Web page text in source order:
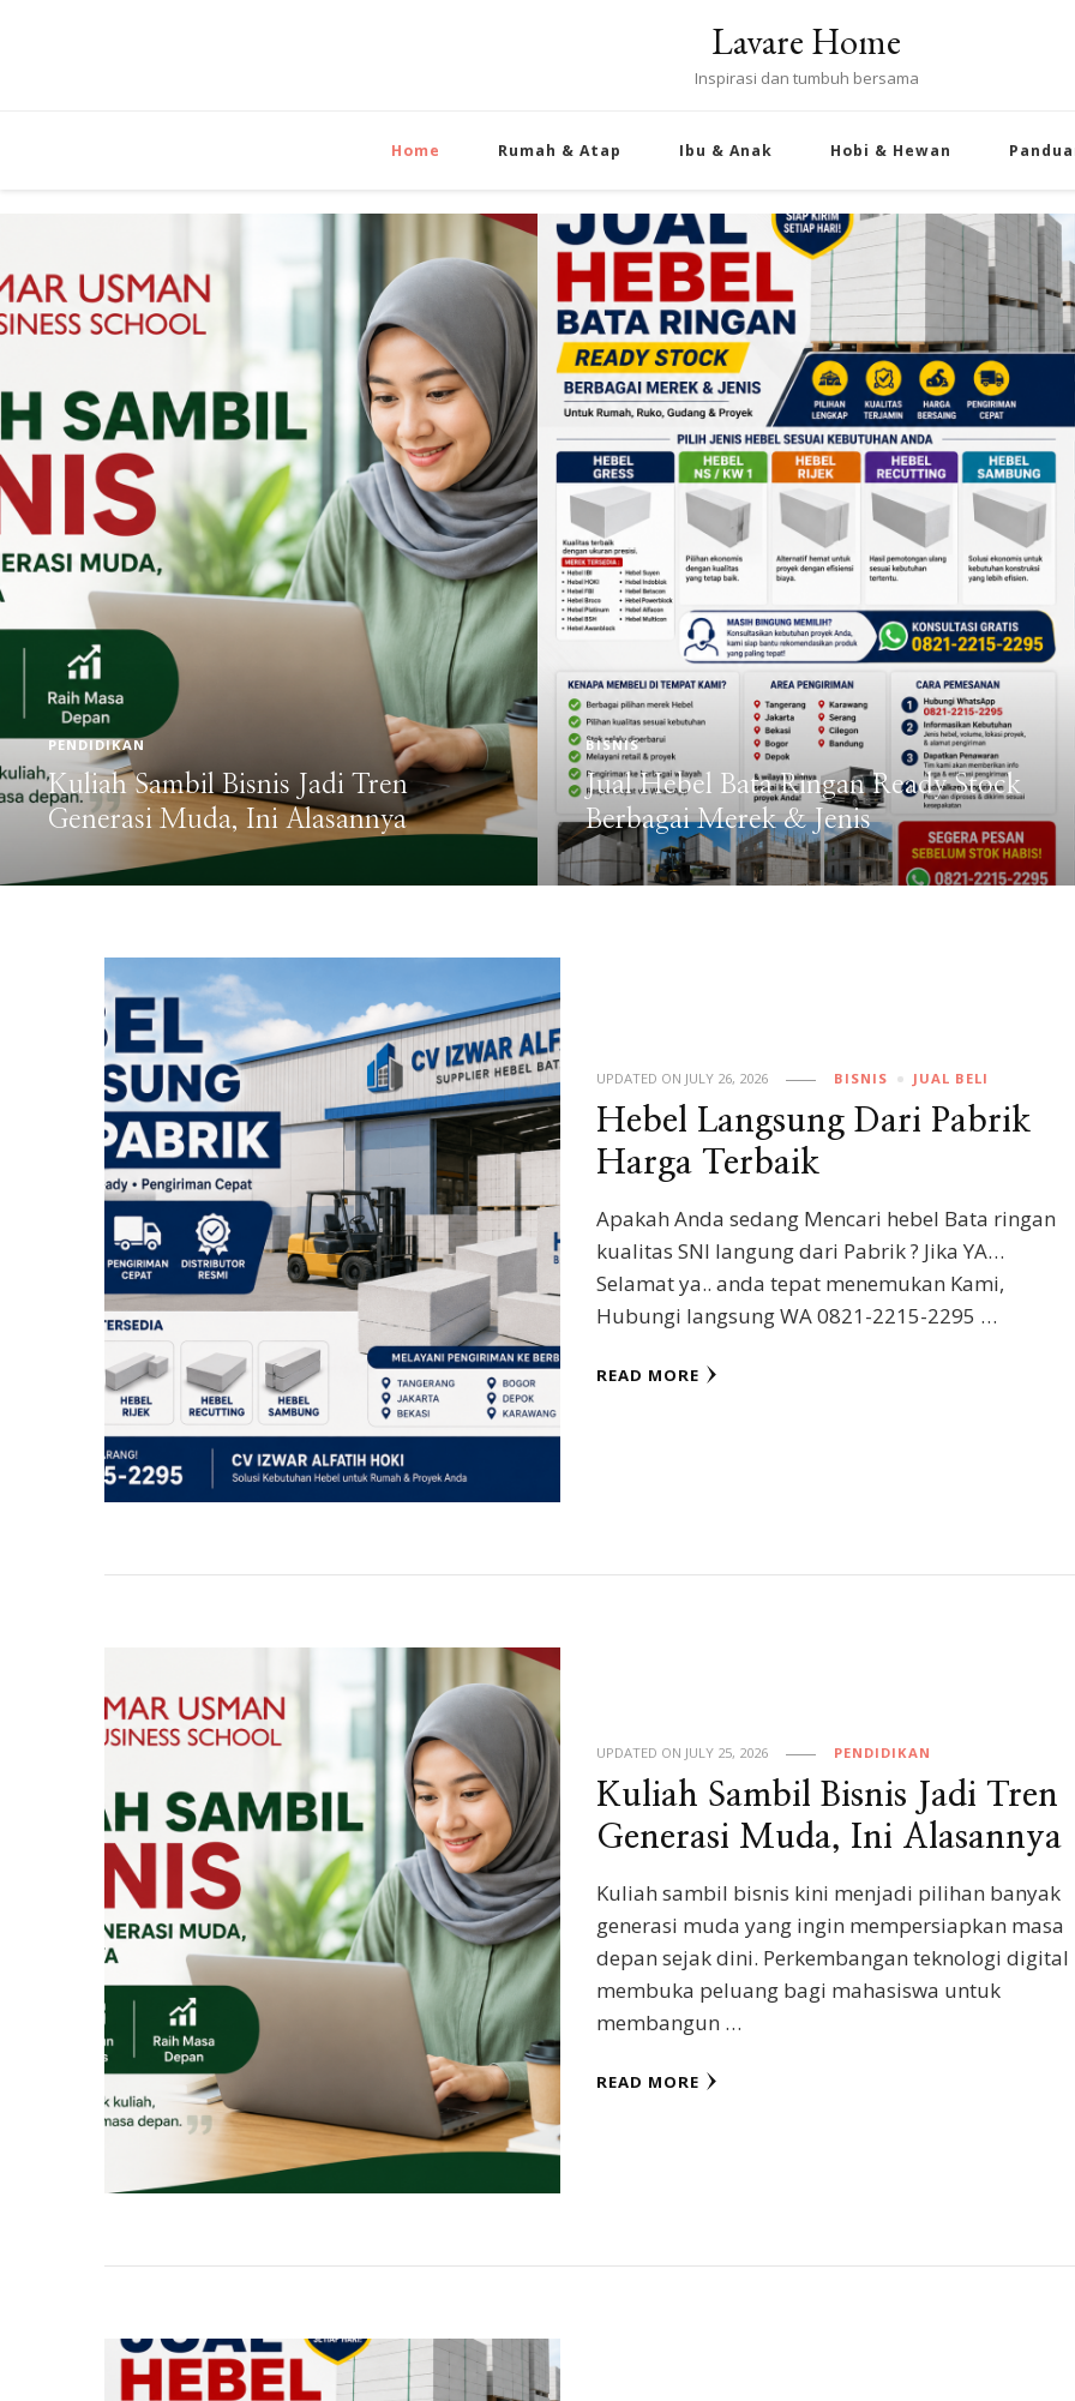
Lavare Home
Inspirasi dan tumbuh bersama
Home Rumah & Atap Ibu & Anak Hobi & Hewan
BISNIS
Jual Hebel Bata Ringan Ready Stock
Berbagai Merek & Jenis
BISNIS JUAL BELI
Hebel Langsung Dari Pabrik Harga
Terbaik
UPDATED ON JULY 26, 2026 BISNIS JUAL BELI
Hebel Langsung Dari Pabrik
Harga Terbaik
Apakah Anda sedang Mencari hebel Bata ringan
kualitas SNI langung dari Pabrik ? Jika YA…
Selamat ya.. anda tepat menemukan Kami,
Hubungi langsung WA 0821-2215-2295 …
READ MORE
UPDATED ON JULY 25, 2026 PENDIDIKAN
Kuliah Sambil Bisnis Jadi Tren
Generasi Muda, Ini Alasannya
Kuliah sambil bisnis kini menjadi pilihan banyak
generasi muda yang ingin mempersiapkan masa
depan sejak dini. Perkembangan teknologi digital
membuka peluang bagi mahasiswa untuk
membangun …
READ MORE